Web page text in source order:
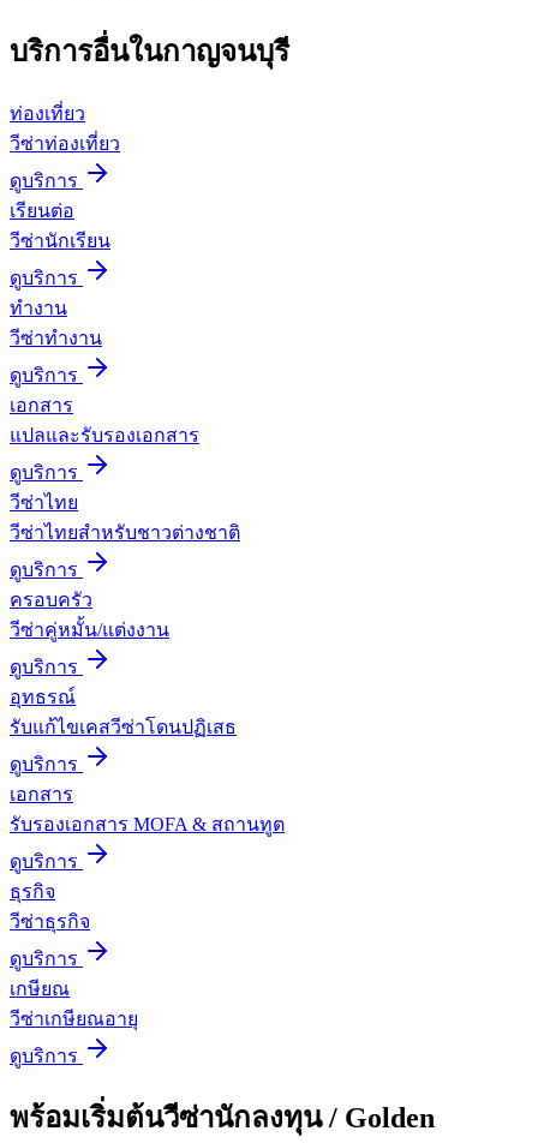
บริการอื่นในกาญจนบุรี
ท่องเที่ยว
วีซ่าท่องเที่ยว
ดูบริการ
เรียนต่อ
วีซ่านักเรียน
ดูบริการ
ทำงาน
วีซ่าทำงาน
ดูบริการ
เอกสาร
แปลและรับรองเอกสาร
ดูบริการ
วีซ่าไทย
วีซ่าไทยสำหรับชาวต่างชาติ
ดูบริการ
ครอบครัว
วีซ่าคู่หมั้น/แต่งงาน
ดูบริการ
อุทธรณ์
รับแก้ไขเคสวีซ่าโดนปฏิเสธ
ดูบริการ
เอกสาร
รับรองเอกสาร MOFA & สถานทูต
ดูบริการ
ธุรกิจ
วีซ่าธุรกิจ
ดูบริการ
เกษียณ
วีซ่าเกษียณอายุ
ดูบริการ
พร้อมเริ่มต้นวีซ่านักลงทุน / Golden